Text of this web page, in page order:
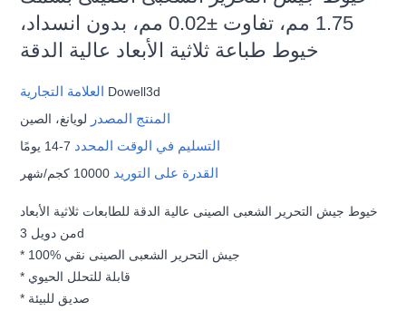
1.75 مم، تفاوت ±0.02 مم، بدون انسداد،
خيوط طباعة ثلاثية الأبعاد عالية الدقة
Dowell3d
المنتج المصدر لويانغ، الصين
التسليم في الوقت المحدد 7-14 يومًا
القدرة على التوريد 10000 كجم/شهر
خيوط جيش التحرير الشعبى الصينى عالية الدقة للطابعات ثلاثية الأبعاد
من دويل 3d
* 100% جيش التحرير الشعبى الصينى نقي
* قابلة للتحلل الحيوي
* صديق للبيئة